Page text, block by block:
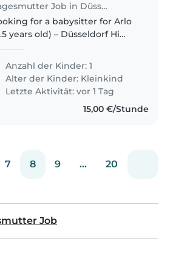
Tagesmutter Job in Düsseldorf
for a babysitter for Arlo
years old) – Düsseldorf Hi
family in Düsseldorf
for a babysitter for our
Arlo, a curious..
Anzahl der Kinder: 1
Alter der Kinder: Kleinkind
Letzte Aktivität: vor 1 Tag
15,00 €/Stunde
7 8 9 ... 20
Job